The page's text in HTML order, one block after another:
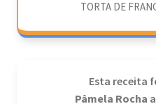
TORTA DE
Esta receita
Pâmela Rocha